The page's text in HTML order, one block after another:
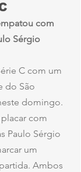
com
Sérgio
C com um
do São
domingo.
com
Paulo Sérgio
um
Ambos